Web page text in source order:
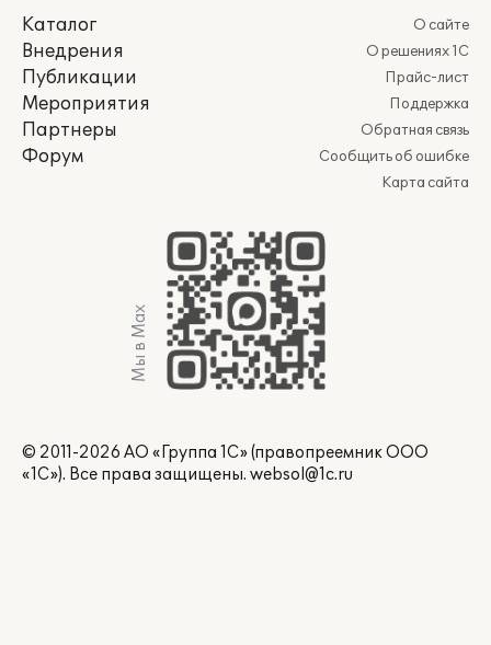
Каталог
Внедрения
Публикации
Мероприятия
Партнеры
Форум
О сайте
О решениях 1С
Прайс-лист
Поддержка
Обратная связь
Сообщить об ошибке
Карта сайта
Мы в Max
© 2011-2026 АО «Группа 1С» (правопреемник ООО
«1С»). Все права защищены. websol@1c.ru